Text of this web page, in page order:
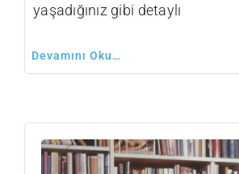
yaşadığınız gibi detaylı
Devamını Oku…